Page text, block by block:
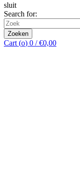
sluit
Search for:
Zoeken
Cart (o) 0 / €0,00